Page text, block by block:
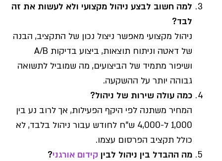
למה חשוב לבצע ניהול מקצועי ולא לעשות את זה
לבד?
ניהול מקצועי מאפשר ניצול נכון של התקציב, הבנה
של דאטה וניתוח תוצאות, ביצוע בדיקות A/B
ושיפור מתמיד של הביצועים, מה שמוביל לתשואה
גבוהה יותר על ההשקעה.
כמה עולה שירות של ניהול?
המחיר משתנה לפי היקף הפעילות, אך לרוב נע בין
1,000 ל-4,000 ש"ח לחודש עבור ניהול בלבד, לא
כולל תקציב הפרסום עצמו.
מה ההבדל בין ניהול לבין קידום אורגני?